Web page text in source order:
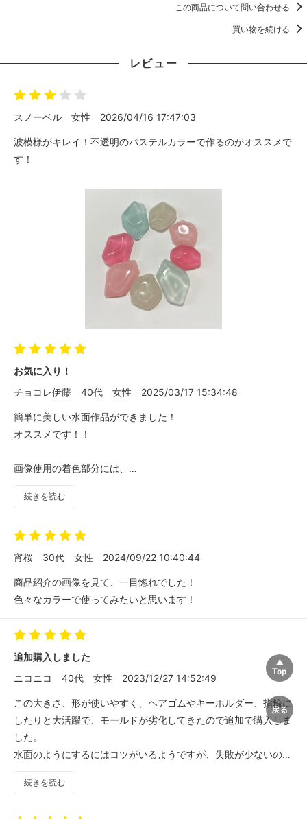
この商品について問い合わせる
買い物を続ける
レビュー
スノーベル 女性 2026/04/16 17:47:03
波模様がキレイ！不透明のパステルカラーで作るのがオススメで
す！
お気に入り！
チョコレ伊藤
40代 女性 2025/03/17 15:34:48
簡単に美しい水面作品ができました！
オススメです！！
画像使用の着色部分には、
多めのつもりで作るといいかも？
私は最初、これくらいで３分の２かな？と思って作ったら、透明
で！
グリーンオーシャンさん、とても良い品物をありがとうございま
す♪
続きを読む
宵桜 30代 女性 2024/09/22 10:40:44
商品紹介の画像を見て、一目惚れでした！
色々なカラーで使ってみたいと思います！
追加購入しました
ニコニコ
40代 女性 2023/12/27 14:52:49
この大きさ、形が使いやすく、ヘアゴムやキーホルダー、指輪に
したりと大活躍で、モールドが劣化してきたので追加で購入しま
した。
水面のようにするにはコツがいるようですが、失敗が少ないので
続きを読む